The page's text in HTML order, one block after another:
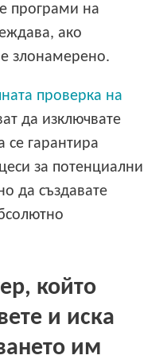
програми на
ако
злонамерено.
проверка на
да изключвате
се гарантира
за потенциални
да създавате
който
и иска
им